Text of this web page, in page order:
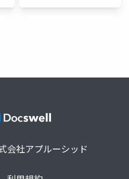
会社アプルーシッド